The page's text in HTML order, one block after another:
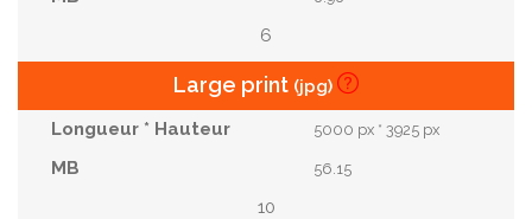
6
Large print (jpg)
5000 px * 3925 px
56.15
10